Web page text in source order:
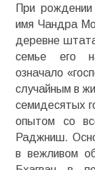
При
имя Чандра
деревне
семье его
означало
случайным в
семидесятых
опытом со
Раджниш.
в вежливом